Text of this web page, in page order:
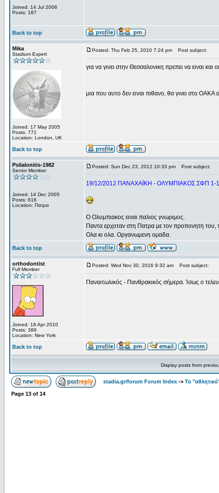
Joined: 14 Jul 2008
Posts: 187
Back to top
Mika
Stadium Expert
Joined: 17 May 2005
Posts: 771
Location: London, UK
Posted: Thu Feb 25, 2010 7:24 pm Post subject:
για να γινει στην Θεσσαλονικη πρεπει να ειναι
μια που αυτο δεν ειναι πιθανο, θα γινει στο ΟΑΚΑ
Back to top
Psilalonitis-1982
Senior Member
Joined: 14 Dec 2005
Posts: 616
Location: Πατρα
Posted: Sun Dec 23, 2012 10:33 pm Post subject:
19/12/2012 ΠΑΝΑΧΑΪΚΗ - ΟΛΥΜΠΙΑΚΟΣ ΣΦΠ 1-1
Ο Ολυμπιακος ειναι παλιος γνωριμος.
Παντα ερχοταν στη Πατρα με τον προπονητη του,
Ολα κι ολα. Οργανωμενη ομαδα.
Back to top
orthodontist
Full Member
Joined: 18 Apr 2010
Posts: 388
Location: New York
Posted: Wed Nov 30, 2016 9:32 am Post subject:
Παναιτωλικός - Πανθρακικός σήμερα. Ίσως ο
Back to top
Display posts from
stadia.gr/forum Forum Index -> Το
Page 13 of 14